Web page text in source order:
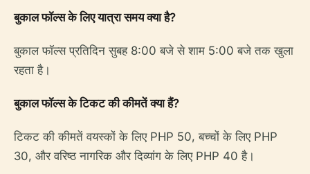
बुकाल फॉल्स के लिए यात्रा समय क्या है?
बुकाल फॉल्स प्रतिदिन सुबह 8:00 बजे से शाम 5:00 बजे तक खुला
रहता है।
बुकाल फॉल्स के टिकट की कीमतें क्या हैं?
टिकट की कीमतें वयस्कों के लिए PHP 50, बच्चों के लिए PHP
30, और वरिष्ठ नागरिक और दिव्यांग के लिए PHP 40 है।